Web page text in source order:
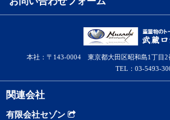
本社：〒143-0004 東京都大田区昭和島1丁目
TEL：03-5493-
関連会社
有限会社セゾン